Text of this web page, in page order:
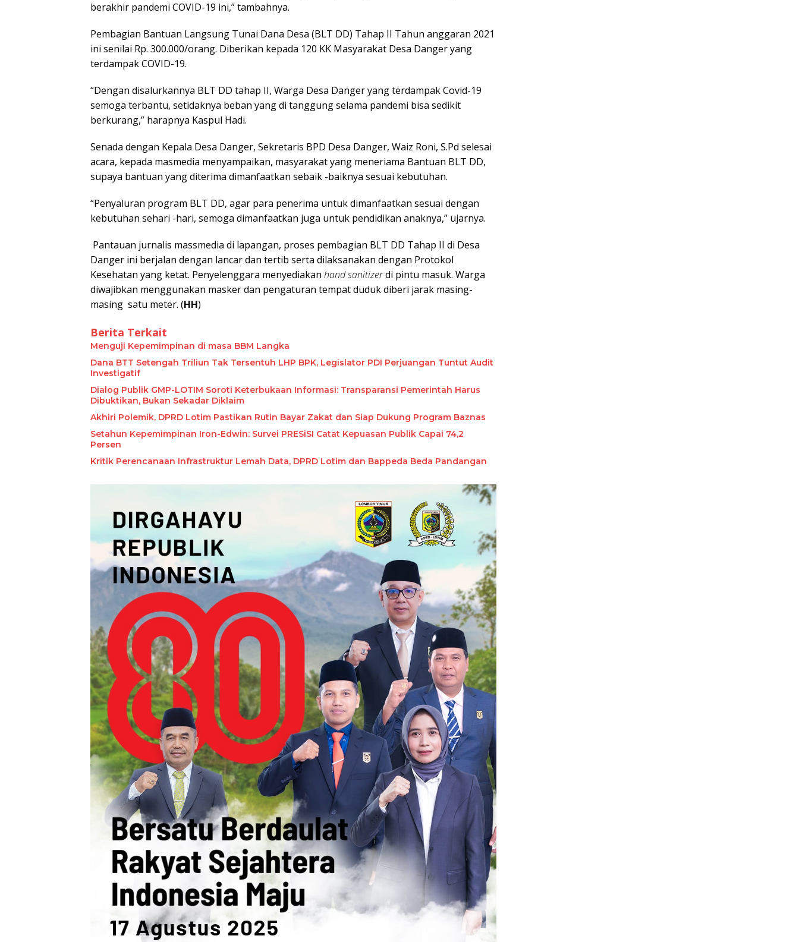
berakhir pandemi COVID-19 ini,” tambahnya.
Pembagian Bantuan Langsung Tunai Dana Desa (BLT DD) Tahap II Tahun anggaran 2021
ini senilai Rp. 300.000/orang. Diberikan kepada 120 KK Masyarakat Desa Danger yang
terdampak COVID-19.
“Dengan disalurkannya BLT DD tahap II, Warga Desa Danger yang terdampak Covid-19
semoga terbantu, setidaknya beban yang di tanggung selama pandemi bisa sedikit
berkurang,” harapnya Kaspul Hadi.
Senada dengan Kepala Desa Danger, Sekretaris BPD Desa Danger, Waiz Roni, S.Pd selesai
acara, kepada masmedia menyampaikan, masyarakat yang meneriama Bantuan BLT DD,
supaya bantuan yang diterima dimanfaatkan sebaik -baiknya sesuai kebutuhan.
“Penyaluran program BLT DD, agar para penerima untuk dimanfaatkan sesuai dengan
kebutuhan sehari -hari, semoga dimanfaatkan juga untuk pendidikan anaknya,” ujarnya.
Pantauan jurnalis massmedia di lapangan, proses pembagian BLT DD Tahap II di Desa
Danger ini berjalan dengan lancar dan tertib serta dilaksanakan dengan Protokol
Kesehatan yang ketat. Penyelenggara menyediakan hand sanitizerdi pintu masuk. Warga
diwajibkan menggunakan masker dan pengaturan tempat duduk diberi jarak masing-
masing satu meter. (HH)
Berita Terkait
Menguji Kepemimpinan di masa BBM Langka
Dana BTT Setengah Triliun Tak Tersentuh LHP BPK, Legislator PDI Perjuangan Tuntut Audit
Investigatif
Dialog Publik GMP-LOTIM Soroti Keterbukaan Informasi: Transparansi Pemerintah Harus
Dibuktikan, Bukan Sekadar Diklaim
Akhiri Polemik, DPRD Lotim Pastikan Rutin Bayar Zakat dan Siap Dukung Program Baznas
Setahun Kepemimpinan Iron-Edwin: Survei PRESiSI Catat Kepuasan Publik Capai 74,2
Kritik Perencanaan Infrastruktur Lemah Data, DPRD Lotim dan Bappeda Beda Pandangan